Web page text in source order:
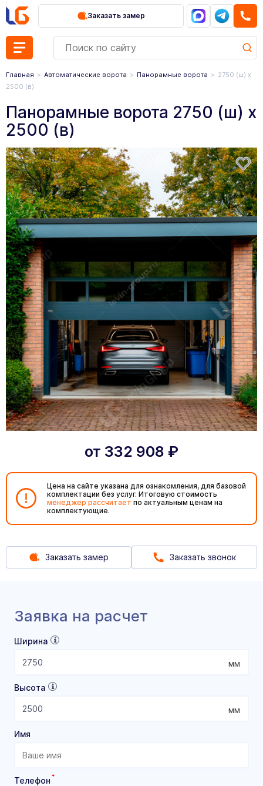
Заказать замер
Главная Автоматические ворота Панорамные ворота
2750 (ш) х
2500 (в)
Панорамные ворота 2750 (ш) х
2500 (в)
от 332 908 ₽
Цена на сайте указана для ознакомления, для базовой
комплектации без услуг. Итоговую стоимость
менеджер рассчитает по актуальным ценам на
комплектующие.
Заказать замер Заказать звонок
Заявка на расчет
Ширина
мм
Высота
мм
Имя
Телефон *